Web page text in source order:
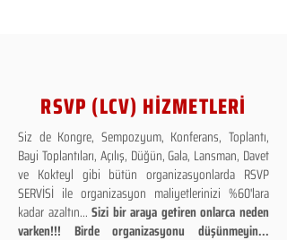
RSVP (LCV) HİZMETLERİ
Siz de Kongre, Sempozyum, Konferans, Toplantı,
Bayi Toplantıları, Açılış, Düğün, Gala, Lansman, Davet
ve Kokteyl gibi bütün organizasyonlarda RSVP
SERVİSİ ile organizasyon maliyetlerinizi %60'lara
kadar azaltın...Sizi bir araya getiren onlarca neden
varken!!! Birde organizasyonu düşünmeyin...